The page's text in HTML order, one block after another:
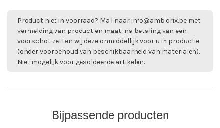
Product niet in voorraad? Mail naarinfo@ambiorix.be met
vermelding van product en maat: na betaling van een
voorschot zetten wij deze onmiddellijk voor u in productie
(onder voorbehoud van beschikbaarheid van materialen).
Niet mogelijk voor gesoldeerde artikelen.
Bijpassende producten